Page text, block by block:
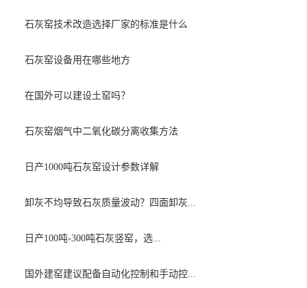
石灰窑技术改造选择厂家的标准是什么
石灰窑设备用在哪些地方
在国外可以建设土窑吗？
石灰窑烟气中二氧化碳分离收集方法
日产1000吨石灰窑设计参数详解
卸灰不均导致石灰质量波动？四面卸灰...
日产100吨-300吨石灰竖窑，选...
国外建窑建议配备自动化控制和手动控...